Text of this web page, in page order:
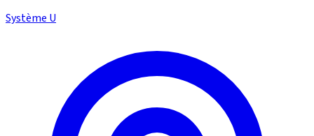
Système U